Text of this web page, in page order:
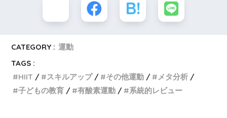
CATEGORY : 運動
TAGS :
HIIT
スキルアップ その他運動
メタ分析
子どもの教育
有酸素運動 系統的レビュー